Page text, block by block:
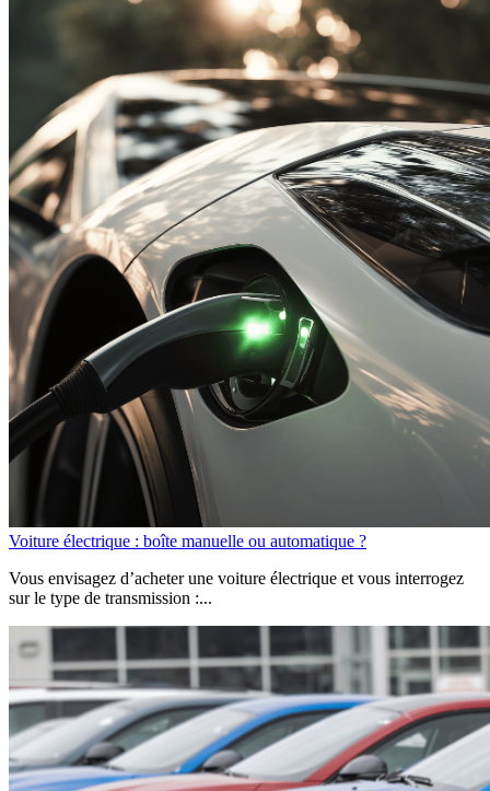
Voiture électrique : boîte manuelle ou automatique ?
Vous envisagez d’acheter une voiture électrique et vous interrogez
sur le type de transmission :...